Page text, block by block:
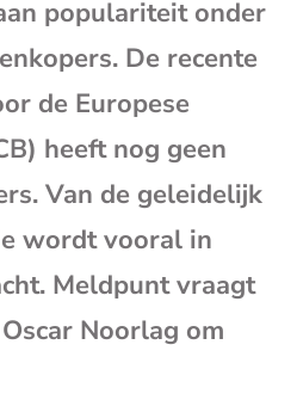
populariteit onder
De recente
de Europese
heeft nog geen
Van de geleidelijk
wordt vooral in
Meldpunt vraagt
Noorlag om